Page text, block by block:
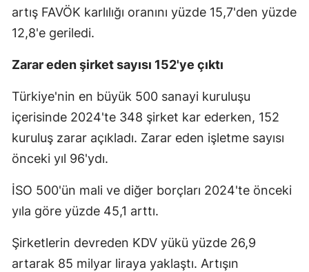
artış FAVÖK karlılığı oranını yüzde 15,7'den yüzde
12,8'e geriledi.
Zarar eden şirket sayısı 152'ye çıktı
Türkiye'nin en büyük 500 sanayi kuruluşu
içerisinde 2024'te 348 şirket kar ederken, 152
kuruluş zarar açıkladı. Zarar eden işletme sayısı
önceki yıl 96'ydı.
İSO 500'ün mali ve diğer borçları 2024'te önceki
yıla göre yüzde 45,1 arttı.
Şirketlerin devreden KDV yükü yüzde 26,9
artarak 85 milyar liraya yaklaştı. Artışın